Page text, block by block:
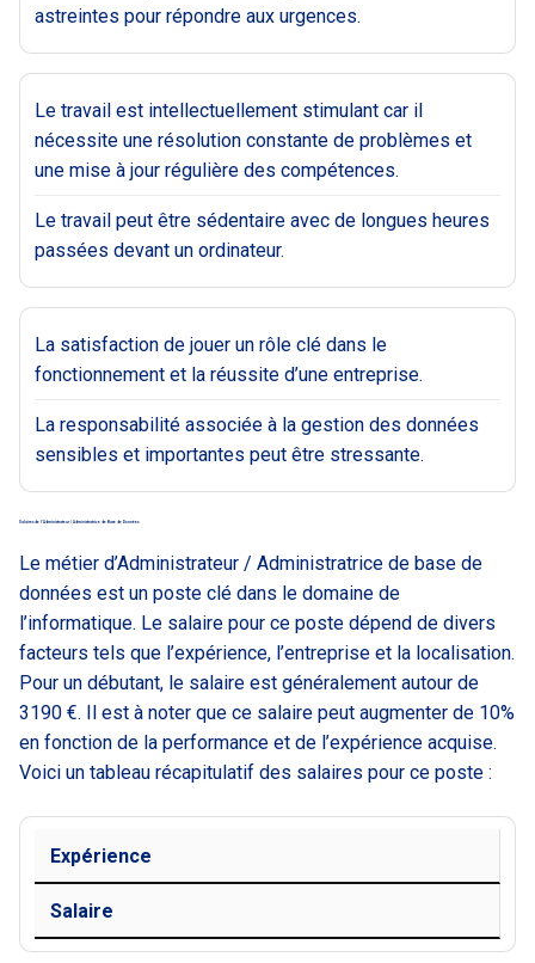
astreintes pour répondre aux urgences.
Le travail est intellectuellement stimulant car il
nécessite une résolution constante de problèmes et
une mise à jour régulière des compétences.
Le travail peut être sédentaire avec de longues heures
passées devant un ordinateur.
La satisfaction de jouer un rôle clé dans le
fonctionnement et la réussite d’une entreprise.
La responsabilité associée à la gestion des données
sensibles et importantes peut être stressante.
Salaires de l’Administrateur / Administratrice de Base de Données
Le métier d’Administrateur / Administratrice de base de
données est un poste clé dans le domaine de
l’informatique. Le salaire pour ce poste dépend de divers
facteurs tels que l’expérience, l’entreprise et la localisation.
Pour un débutant, le salaire est généralement autour de
3190 €. Il est à noter que ce salaire peut augmenter de 10%
en fonction de la performance et de l’expérience acquise.
Voici un tableau récapitulatif des salaires pour ce poste :
Expérience
Salaire